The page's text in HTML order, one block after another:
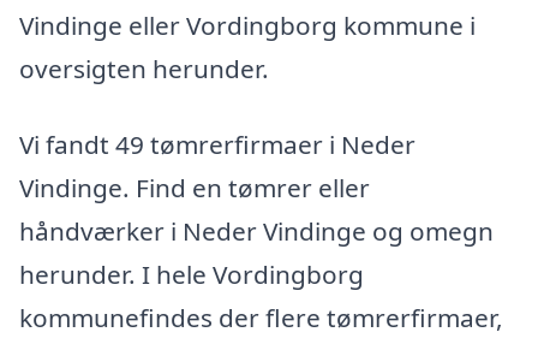
Vindinge eller Vordingborg kommune i
oversigten herunder.
Vi fandt 49 tømrerfirmaer i Neder
Vindinge. Find en tømrer eller
håndværker i Neder Vindinge og omegn
herunder. I hele Vordingborg
kommunefindes der flere tømrerfirmaer,